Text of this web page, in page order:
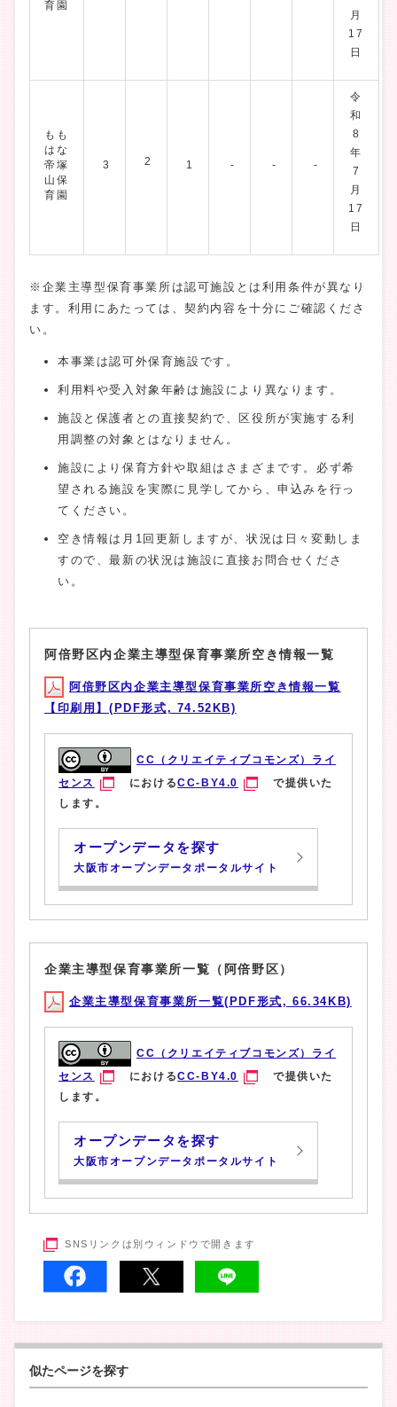
育園
月
17
日
もも
はな
帝塚
山保
育園
3 2 1 - - -
令
和
8
年
7
月
17
日
※企業主導型保育事業所は認可施設とは利用条件が異なり
ます。利用にあたっては、契約内容を十分にご確認くださ
い。
本事業は認可外保育施設です。
利用料や受入対象年齢は施設により異なります。
施設と保護者との直接契約で、区役所が実施する利
用調整の対象とはなりません。
施設により保育方針や取組はさまざまです。必ず希
望される施設を実際に見学してから、申込みを行っ
てください。
空き情報は月1回更新しますが、状況は日々変動しま
すので、最新の状況は施設に直接お問合せくださ
い。
阿倍野区内企業主導型保育事業所空き情報一覧
阿倍野区内企業主導型保育事業所空き情報一覧
【印刷用】(PDF形式, 74.52KB)
CC（クリエイティブコモンズ）ライ
センス
におけるCC-BY4.0
で提供いた
します。
オープンデータを探す
大阪市オープンデータポータルサイト
企業主導型保育事業所一覧（阿倍野区）
企業主導型保育事業所一覧(PDF形式, 66.34KB)
CC（クリエイティブコモンズ）ライ
センス
におけるCC-BY4.0
で提供いた
します。
オープンデータを探す
大阪市オープンデータポータルサイト
SNSリンクは別ウィンドウで開きます
似たページを探す